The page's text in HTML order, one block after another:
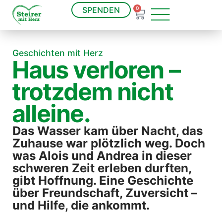
SPENDEN 0
Geschichten mit Herz
Haus verloren –
trotzdem nicht
alleine.
Das Wasser kam über Nacht, das
Zuhause war plötzlich weg. Doch
was Alois und Andrea in dieser
schweren Zeit erleben durften,
gibt Hoffnung. Eine Geschichte
über Freundschaft, Zuversicht –
und Hilfe, die ankommt.